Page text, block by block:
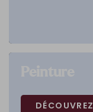
DÉCOUVREZ